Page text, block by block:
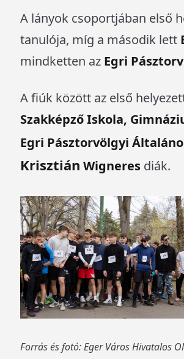
A lányok csoportjában első
tanulója, míg a második lett
mindketten az Egri
A fiúk között az első
Szakképző Iskola,
Egri Pásztorvölgyi
Krisztián Wigneres diák.
Forrás és fotó: Eger Város Hivatalos